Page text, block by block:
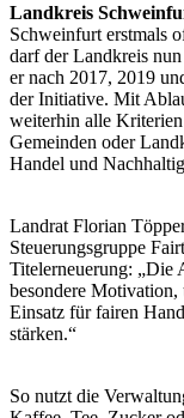
Landkreis
Schweinfurt erstmals
darf der Landkreis
er nach 2017, 2019
der Initiative. Mit
weiterhin alle
Gemeinden oder
Handel und
Landrat Florian
Steuerungsgruppe
Titelerneuerung: „Die
besondere Motivation,
Einsatz für fairen
stärken.“
So nutzt die